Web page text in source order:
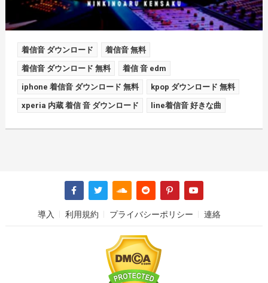
着信音 ダウンロード 着信音 無料
着信音 ダウンロード 無料 着信 音 edm
iphone 着信音 ダウンロード 無料 kpop ダウンロード 無料
xperia 内蔵 着信 音 ダウンロード line着信音 好きな曲
導入 利用規約 プライバシーポリシー 連絡